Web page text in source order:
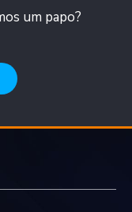
um papo?